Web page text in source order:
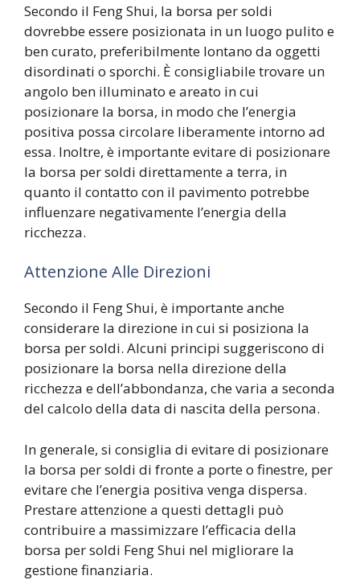
Secondo il Feng Shui, la borsa per soldi
dovrebbe essere posizionata in un luogo pulito e
ben curato, preferibilmente lontano da oggetti
disordinati o sporchi. È consigliabile trovare un
angolo ben illuminato e areato in cui
posizionare la borsa, in modo che l’energia
positiva possa circolare liberamente intorno ad
essa. Inoltre, è importante evitare di posizionare
la borsa per soldi direttamente a terra, in
quanto il contatto con il pavimento potrebbe
influenzare negativamente l’energia della
ricchezza.
Attenzione Alle Direzioni
Secondo il Feng Shui, è importante anche
considerare la direzione in cui si posiziona la
borsa per soldi. Alcuni principi suggeriscono di
posizionare la borsa nella direzione della
ricchezza e dell’abbondanza, che varia a seconda
del calcolo della data di nascita della persona.
In generale, si consiglia di evitare di posizionare
la borsa per soldi di fronte a porte o finestre, per
evitare che l’energia positiva venga dispersa.
Prestare attenzione a questi dettagli può
contribuire a massimizzare l’efficacia della
borsa per soldi Feng Shui nel migliorare la
gestione finanziaria.